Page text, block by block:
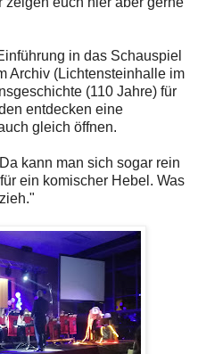
in das Schauspiel
Archiv (Lichtensteinhalle im
(110 Jahre) für
entdecken eine
gleich öffnen.
kann man sich sogar rein
ein komischer Hebel. Was